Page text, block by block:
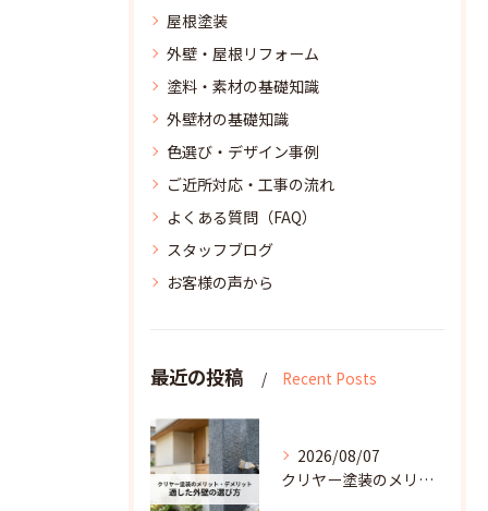
屋根塗装
外壁・屋根リフォーム
塗料・素材の基礎知識
外壁材の基礎知識
色選び・デザイン事例
ご近所対応・工事の流れ
よくある質問（FAQ）
スタッフブログ
お客様の声から
最近の投稿 Recent Posts
2026/08/07
クリヤー塗装のメリットデメリットと適した外壁の選び方